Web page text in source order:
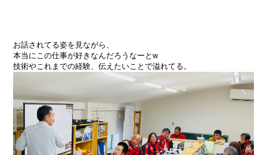
お話されてる姿を見ながら、
本当にこの仕事が好きなんだろうなーとw
技術やこれまでの経験、伝えたいことで溢れてる。